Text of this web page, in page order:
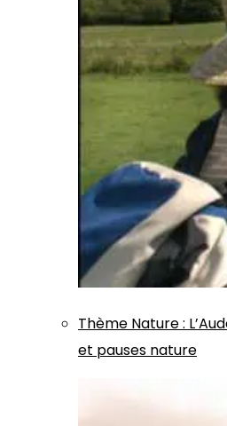
Thème Nature:
et pauses nature